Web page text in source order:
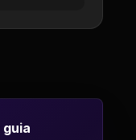
guia